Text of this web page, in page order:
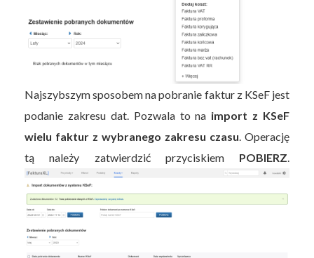
Najszybszym sposobem na pobranie faktur z KSeF jest
podanie zakresu dat. Pozwala to na import z KSeF
wielu faktur z wybranego zakresu czasu. Operację
tą należy zatwierdzić przyciskiem POBIERZ.